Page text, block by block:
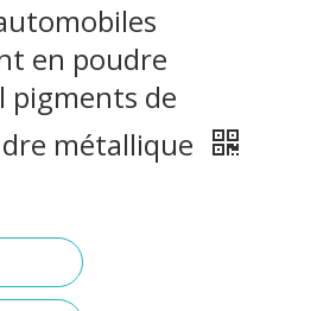
en poudre
pigments de
métallique